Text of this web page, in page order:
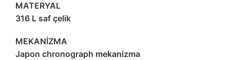
MATERYAL
316 L saf çelik
MEKANİZMA
Japon chronograph mekanizma